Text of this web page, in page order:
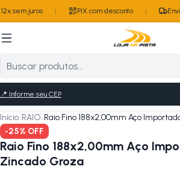
sem juros PIX com desconto
📍 Informe seu CEP
Início/RAIO/Raio Fino 188x2,00mm Aço
-25% OFF
Raio Fino 188x2,00mm Aço
Zincado Groza